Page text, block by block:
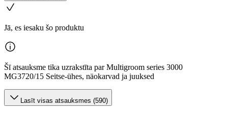
Jā, es iesaku šo produktu
Šī atsauksme tika uzrakstīta par Multigroom series 3000
MG3720/15 Seitse-ühes, näokarvad ja juuksed
Lasīt visas atsauksmes (590)